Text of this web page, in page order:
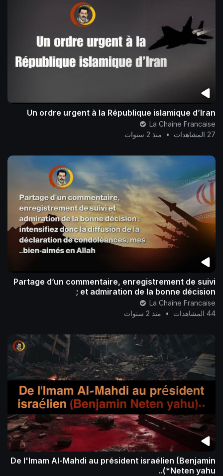
Un ordre urgent à la République islamique d’Iran
La Chaine Francaise
27 المشاهدات
• منذ 2 سنوات
Partage d’un commentaire, enregistrement de suivi
et admiration de la bonne décision ;
La Chaine Francaise
44 المشاهدات
• منذ 2 سنوات
De l'Imam Al-Mahdi au président israélien (Benjamin
Neten yahu*)..